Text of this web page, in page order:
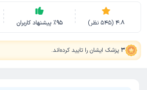
4.8
(
545 نظر) ٪95 پیشنهاد کاربران
3 پزشک ایشان را تایید کرده‌اند.